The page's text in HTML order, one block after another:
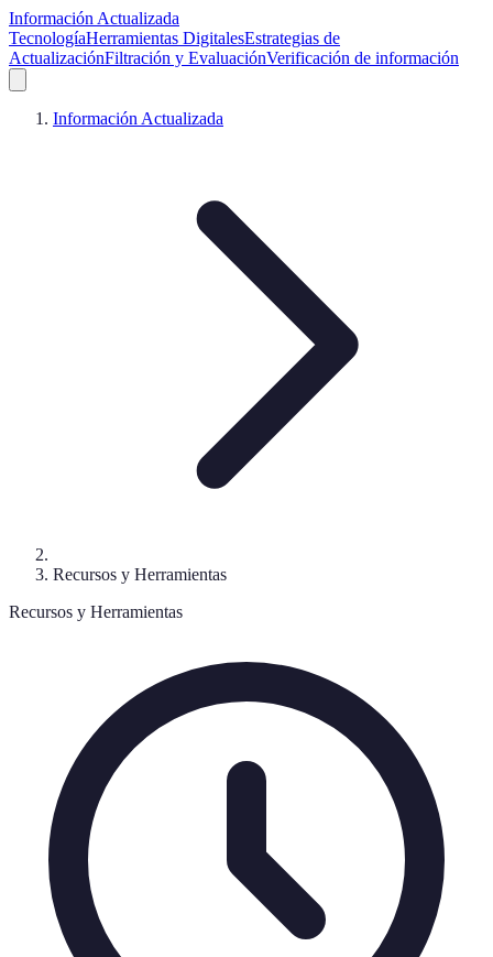
Información Actualizada
TecnologíaHerramientas DigitalesEstrategias de
ActualizaciónFiltración y EvaluaciónVerificación de información
Información Actualizada
Recursos y Herramientas
Recursos y Herramientas